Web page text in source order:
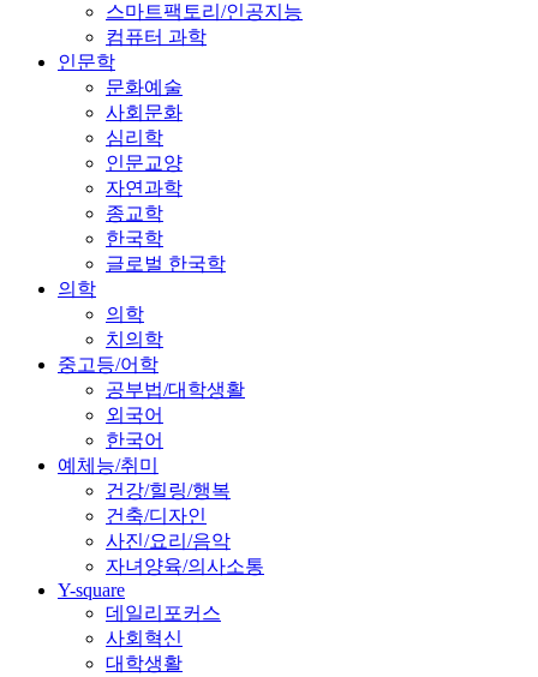
스마트팩토리/인공지능
컴퓨터 과학
인문학
문화예술
사회문화
심리학
인문교양
자연과학
종교학
한국학
글로벌 한국학
의학
의학
치의학
중고등/어학
공부법/대학생활
외국어
한국어
예체능/취미
건강/힐링/행복
건축/디자인
사진/요리/음악
자녀양육/의사소통
Y-square
데일리포커스
사회혁신
대학생활